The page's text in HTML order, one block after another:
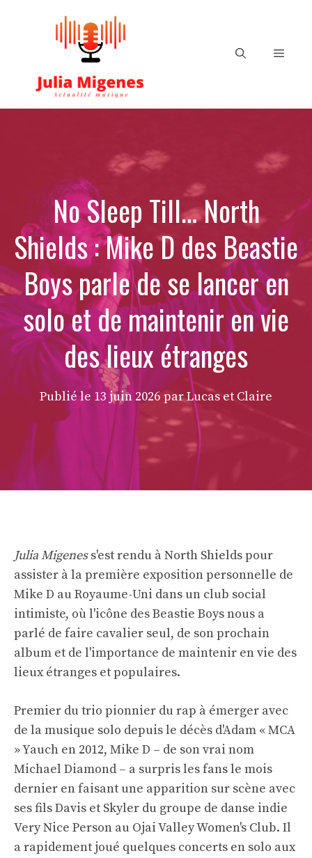
Menu
No Sleep Till… North
Shields : Mike D des Beastie
Boys parle de se lancer en
solo et de maintenir en vie
des lieux étranges
Publié le 13 juin 2026 par Lucas et Claire
Julia Migeness'est rendu à North Shields pour
assister à la première exposition personnelle de
Mike D au Royaume-Uni dans un club social
intimiste, où l'icône des Beastie Boys nous a
parlé de faire cavalier seul, de son prochain
album et de l'importance de maintenir en vie des
lieux étranges et populaires.
Premier du trio pionnier du rap à émerger avec
de la musique solo depuis le décès d'Adam « MCA
» Yauch en 2012, Mike D – de son vrai nom
Michael Diamond – a surpris les fans le mois
dernier en faisant une apparition sur scène avec
ses fils Davis et Skyler du groupe de danse indie
Very Nice Person au Ojai Valley Women's Club. Il
a rapidement joué quelques concerts en solo aux